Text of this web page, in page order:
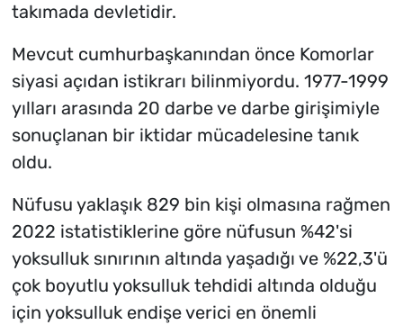
takımada devletidir.
Mevcut cumhurbaşkanından önce Komorlar
siyasi açıdan istikrarı bilinmiyordu. 1977-1999
yılları arasında 20 darbe ve darbe girişimiyle
sonuçlanan bir iktidar mücadelesine tanık
oldu.
Nüfusu yaklaşık 829 bin kişi olmasına rağmen
2022 istatistiklerine göre nüfusun %42'si
yoksulluk sınırının altında yaşadığı ve %22,3'ü
çok boyutlu yoksulluk tehdidi altında olduğu
için yoksulluk endişe verici en önemli